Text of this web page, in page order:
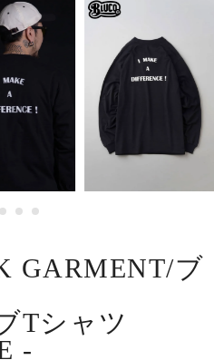
GARMENT/ブ
Tシャツ
-